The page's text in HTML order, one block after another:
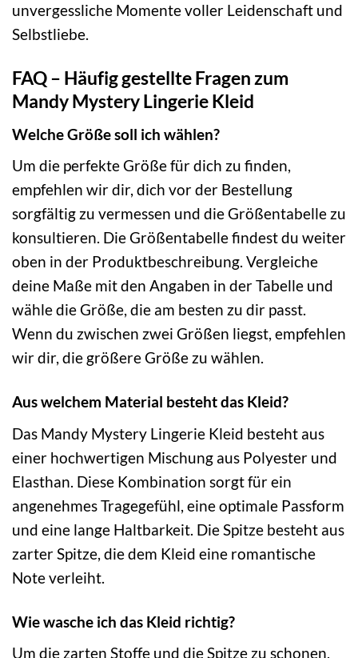
unvergessliche Momente voller Leidenschaft und
Selbstliebe.
FAQ – Häufig gestellte Fragen zum
Mandy Mystery Lingerie Kleid
Welche Größe soll ich wählen?
Um die perfekte Größe für dich zu finden,
empfehlen wir dir, dich vor der Bestellung
sorgfältig zu vermessen und die Größentabelle zu
konsultieren. Die Größentabelle findest du weiter
oben in der Produktbeschreibung. Vergleiche
deine Maße mit den Angaben in der Tabelle und
wähle die Größe, die am besten zu dir passt.
Wenn du zwischen zwei Größen liegst, empfehlen
wir dir, die größere Größe zu wählen.
Aus welchem Material besteht das Kleid?
Das Mandy Mystery Lingerie Kleid besteht aus
einer hochwertigen Mischung aus Polyester und
Elasthan. Diese Kombination sorgt für ein
angenehmes Tragegefühl, eine optimale Passform
und eine lange Haltbarkeit. Die Spitze besteht aus
zarter Spitze, die dem Kleid eine romantische
Note verleiht.
Wie wasche ich das Kleid richtig?
Um die zarten Stoffe und die Spitze zu schonen,